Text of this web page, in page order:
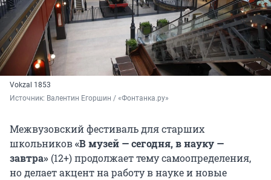
Vokzal 1853
Источник: Валентин Егоршин / «Фонтанка.ру»
Межвузовский фестиваль для старших
школьников«В музей — сегодня, в науку —
завтра» (12+) продолжает тему самоопределения,
но делает акцент на работу в науке и новые